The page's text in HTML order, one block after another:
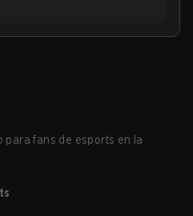
para fans de esports en la